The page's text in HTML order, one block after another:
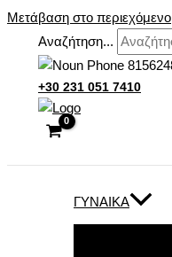
Μετάβαση στο περιεχόμενο
Αναζήτηση...
+30 231 051 7410
ΓΥΝΑΊΚΑ